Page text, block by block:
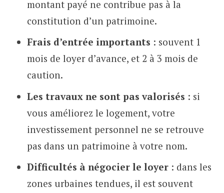
montant payé ne contribue pas à la
constitution d’un patrimoine.
Frais d’entrée importants : souvent 1
mois de loyer d’avance, et 2 à 3 mois de
caution.
Les travaux ne sont pas valorisés : si
vous améliorez le logement, votre
investissement personnel ne se retrouve
pas dans un patrimoine à votre nom.
Difficultés à négocier le loyer: dans les
zones urbaines tendues, il est souvent